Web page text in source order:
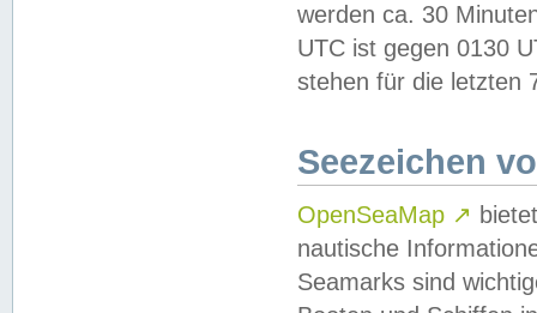
werden ca. 30
UTC ist gegen 0130
stehen für die letzten
Seezeichen
OpenSeaMap ↗
nautische
Seamarks sind